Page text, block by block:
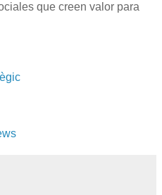
que creen valor para